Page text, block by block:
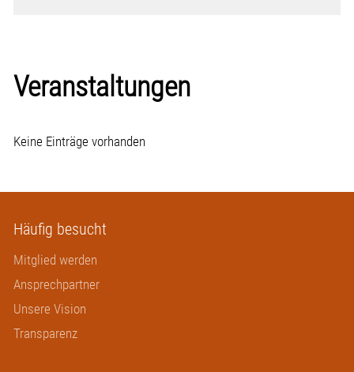
Veranstaltungen
Keine Einträge vorhanden
Häufig besucht
Mitglied werden
Ansprechpartner
Unsere Vision
Transparenz